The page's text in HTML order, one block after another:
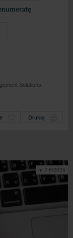
Solutions,
Drukuj
nr 7-8/2026